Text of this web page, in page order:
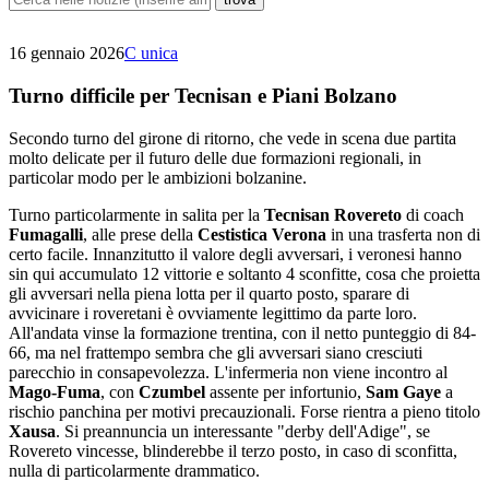
16 gennaio 2026C unica
Turno difficile per Tecnisan e Piani Bolzano
Secondo turno del girone di ritorno, che vede in scena due partita
molto delicate per il futuro delle due formazioni regionali, in
particolar modo per le ambizioni bolzanine.
Turno particolarmente in salita per la Tecnisan Rovereto di coach
Fumagalli, alle prese della Cestistica Verona in una trasferta non di
certo facile. Innanzitutto il valore degli avversari, i veronesi hanno
sin qui accumulato 12 vittorie e soltanto 4 sconfitte, cosa che proietta
gli avversari nella piena lotta per il quarto posto, sparare di
avvicinare i roveretani è ovviamente legittimo da parte loro.
All'andata vinse la formazione trentina, con il netto punteggio di 84-
66, ma nel frattempo sembra che gli avversari siano cresciuti
parecchio in consapevolezza. L'infermeria non viene incontro al
Mago-Fuma, con Czumbel assente per infortunio, Sam Gaye a
rischio panchina per motivi precauzionali. Forse rientra a pieno titolo
Xausa. Si preannuncia un interessante "derby dell'Adige", se
Rovereto vincesse, blinderebbe il terzo posto, in caso di sconfitta,
nulla di particolarmente drammatico.